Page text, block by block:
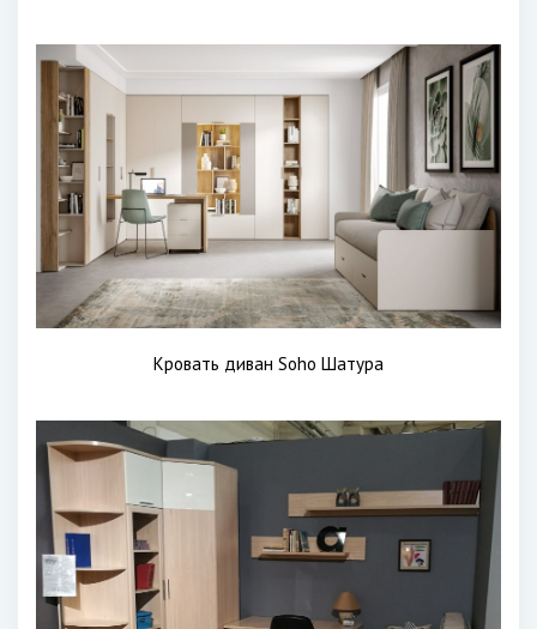
Кровать диван Soho Шатура